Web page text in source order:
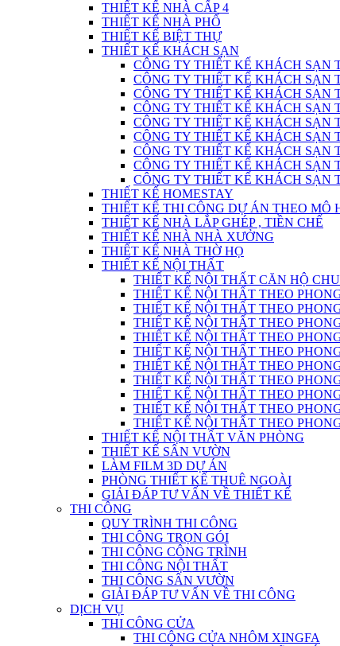
THIẾT KẾ NHÀ CẤP 4
THIẾT KẾ NHÀ PHỐ
THIẾT KẾ BIỆT THỰ
THIẾT KẾ KHÁCH SẠN
CÔNG TY THIẾT KẾ KHÁCH SẠN
CÔNG TY THIẾT KẾ KHÁCH SẠN
CÔNG TY THIẾT KẾ KHÁCH SẠN
CÔNG TY THIẾT KẾ KHÁCH SẠN
CÔNG TY THIẾT KẾ KHÁCH SẠN
CÔNG TY THIẾT KẾ KHÁCH SẠN
CÔNG TY THIẾT KẾ KHÁCH SẠN
CÔNG TY THIẾT KẾ KHÁCH SẠN
CÔNG TY THIẾT KẾ KHÁCH SẠN
THIẾT KẾ HOMESTAY
THIẾT KẾ THI CÔNG DỰ ÁN THEO MÔ
THIẾT KẾ NHÀ LẮP GHÉP , TIỀN CHẾ
THIẾT KẾ NHÀ NHÀ XƯỞNG
THIẾT KẾ NHÀ THỜ HỌ
THIẾT KẾ NỘI THẤT
THIẾT KẾ NỘI THẤT CĂN HỘ
THIẾT KẾ NỘI THẤT THEO
THIẾT KẾ NỘI THẤT THEO
THIẾT KẾ NỘI THẤT THEO
THIẾT KẾ NỘI THẤT THEO
THIẾT KẾ NỘI THẤT THEO
THIẾT KẾ NỘI THẤT THEO
THIẾT KẾ NỘI THẤT THEO
THIẾT KẾ NỘI THẤT THEO
THIẾT KẾ NỘI THẤT THEO
THIẾT KẾ NỘI THẤT THEO
THIẾT KẾ NỘI THẤT VĂN PHÒNG
THIẾT KẾ SÂN VƯỜN
LÀM FILM 3D DỰ ÁN
PHÒNG THIẾT KẾ THUÊ NGOÀI
GIẢI ĐÁP TƯ VẤN VỀ THIẾT KẾ
THI CÔNG
QUY TRÌNH THI CÔNG
THI CÔNG TRỌN GÓI
THI CÔNG CÔNG TRÌNH
THI CÔNG NỘI THẤT
THI CÔNG SÂN VƯỜN
GIẢI ĐÁP TƯ VẤN VỀ THI CÔNG
DỊCH VỤ
THI CÔNG CỬA
THI CÔNG CỬA NHÔM XINGFA